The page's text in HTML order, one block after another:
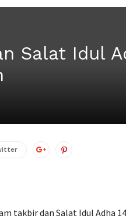
Salat Idul
takbir dan Salat Idul Adha